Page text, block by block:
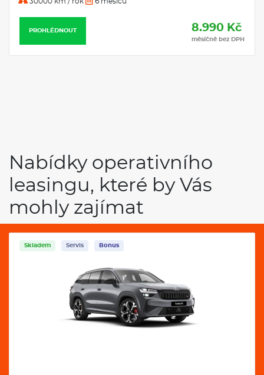
PROHLÉDNOUT 8.990 Kč
měsíčně bez DPH
Nabídky operativního
leasingu, které by Vás
mohly zajímat
Skladem Servis Bonus